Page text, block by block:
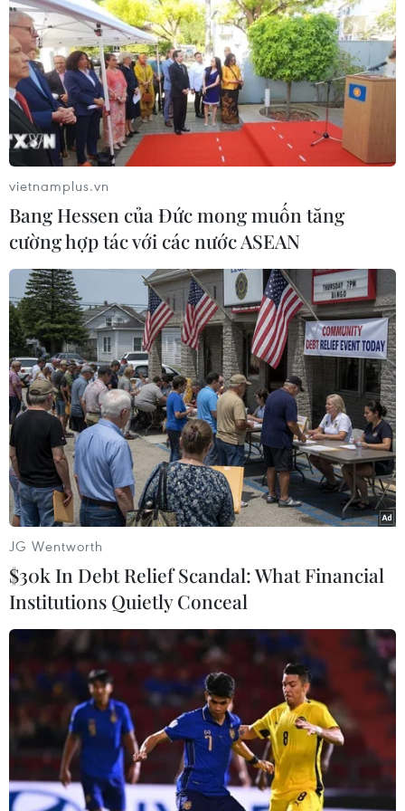
TIN LIÊN QUAN
Ông Trump căng thẳng khi gặp Tổng
thống Obama ở Nhà Trắng
12/11/2016 01:30
Chuyên gia ngôn ngữ hình thể Patti Wood cho rằng ông
Trump "có thái độ thăm dò, nghiêm túc và có thể hơi
căng thẳng" khi trò chuyện với Tổng thống Obama.
Làn sóng biểu tình phản đối Tổng thống
vietnamplus.vn
Bang Hessen của Đức mong muốn tăng
cường hợp tác với các nước ASEAN
JG Wentworth
$30k In Debt Relief Scandal: What Financial
Institutions Quietly Conceal